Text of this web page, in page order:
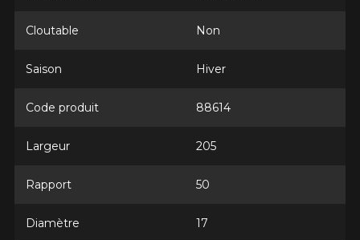
Cloutable Non
Saison Hiver
Code produit 88614
Largeur 205
Rapport 50
Diamètre 17
Année